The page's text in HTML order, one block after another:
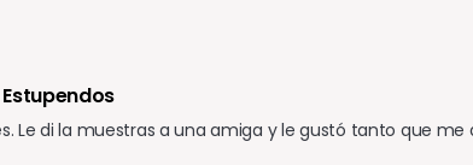
Le di la muestras a una amiga y le gustó tanto que